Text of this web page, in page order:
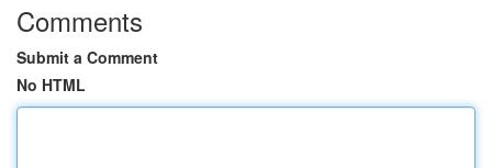
Comments
Submit a Comment
No HTML